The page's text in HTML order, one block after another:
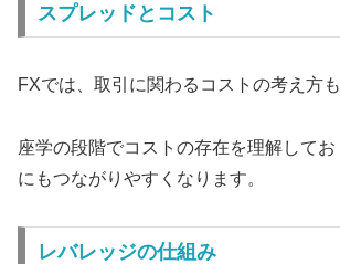
スプレッドとコスト
FXでは、取引に関わるコストの考え方も
座学の段階でコストの存在を理解して
にもつながりやすくなります。
レバレッジの仕組み